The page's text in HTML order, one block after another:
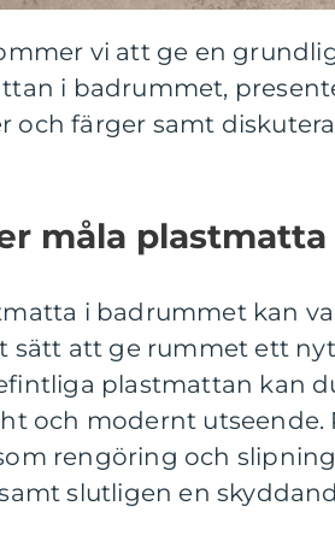
vi att ge en
i badrummet,
och färger samt
måla
i badrummet kan
sätt att ge rummet ett
plastmattan kan
och modernt utseende.
rengöring och
slutligen en